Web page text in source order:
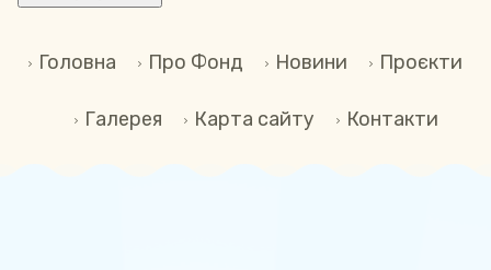
Головна Про Фонд Новини Проєкти
Галерея Карта сайту Контакти